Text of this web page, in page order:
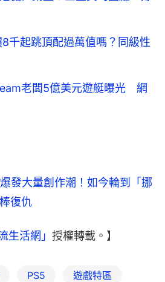
千起跳頂配過萬值嗎？同級性
老闆5億美元遊艇曝光 網
發大量創作潮！如今輪到「挪
復仇
生活網」 授權轉載。】
PS5 遊戲特區